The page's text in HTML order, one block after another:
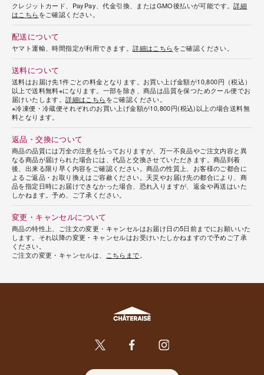
クレジットカード、PayPay、代金引換、またはGMO後払いが可能です。詳細
はこちらをご確認ください。
配送について
ヤマト運輸、時間指定が利用できます。詳細はこちらをご確認ください。
送料について
送料はお届け先1件ごとの料金となります。お買い上げ金額が10,800円（税込）
以上で送料無料※になります。一部を除き、商品は品質を保つためクール便でお
届けいたします。詳細はこちらをご確認ください。
※冷凍便・冷蔵便それぞれのお買い上げ金額が10,800円(税込)以上の場合送料無
料となります。
返品・交換について
商品の品質には万全の注意を払っておりますが、万一不良品やご注文内容と異
なる商品が届けられた場合には、代品と交換させていただきます。商品到着
後、出来る限り早く内容をご確認ください。商品の性質上、お客様のご都合に
よるご返品・お取り換えはご容赦ください。天災やお届け先の都合により、商
品を指定日時にお届けできなかった場合、恐れ入りますが、返金や再送はいた
しかねます。予め、ご了承ください。
変更・キャンセルについて
商品の特性上、ご注文の変更・キャンセルはお届け日の5日前までにお願いいた
します。それ以降の変更・キャンセルはお受けいたしかねますので予めご了承
ください。
ご注文の変更・キャンセルは、
こちらまで